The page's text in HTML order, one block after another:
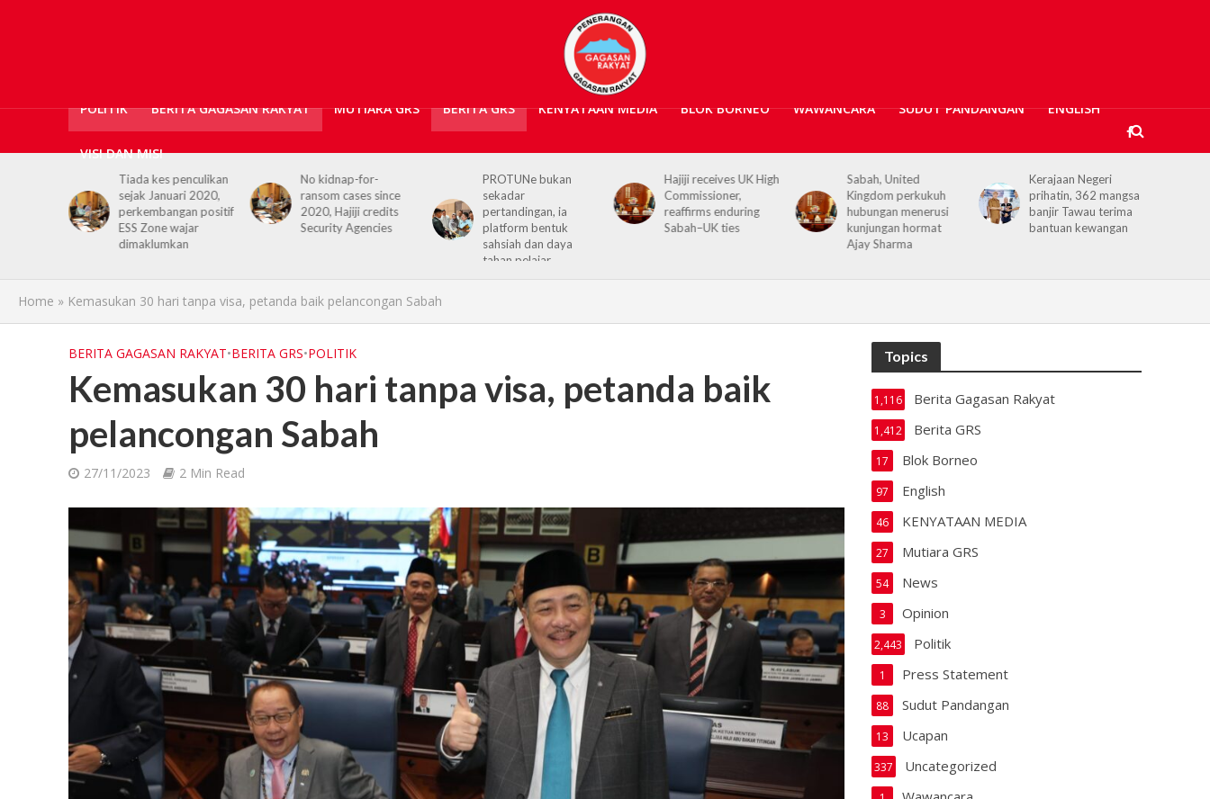
POLITIK BERITA GAGASAN RAKYAT MUTIARA GRS BERITA GRS KENYATAAN MEDIA BLOK BORNEO WAWANCARA SUDUT PANDANGAN ENGLISH
VISI DAN MISI
No kidnap-for-
ransom cases since
2020, Hajiji credits
Security Agencies
PROTUNe bukan
sekadar
pertandingan, ia
platform bentuk
Hajiji receives UK High
Commissioner,
reaffirms enduring
Sabah–UK ties
Sabah, United
Kingdom perkukuh
hubungan menerusi
kunjungan hormat
Kerajaan Negeri
prihatin, 362 mangsa
banjir Tawau terima
bantuan kewangan
Kerajaan Negeri akan
terus memperkukuh
kerjasama dengan
KPM
Home » Kemasukan 30 hari tanpa visa, petanda baik pelancongan Sabah
BERITA GAGASAN RAKYAT•BERITA GRS•POLITIK
Kemasukan 30 hari tanpa visa, petanda baik
pelancongan Sabah
27/11/2023 2 Min Read
Topics
Berita Gagasan Rakyat
1,116
Berita GRS
1,412
Blok Borneo
17
English
97
KENYATAAN MEDIA
46
Mutiara GRS
27
News
54
Opinion
3
Politik
2,443
Press Statement
1
Sudut Pandangan
88
Ucapan
13
Uncategorized
337